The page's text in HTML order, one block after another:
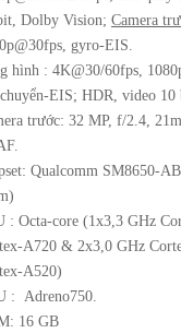
Dolby Vision; Camera
gyro-EIS.
hình : 4K@30/60fps,
EIS; HDR, video
trước: 32 MP, f/2.4,
Qualcomm SM8650-
: Octa-core (1x3,3 GHz
A720 & 2x3,0 GHz
A520)
: Adreno750.
16 GB